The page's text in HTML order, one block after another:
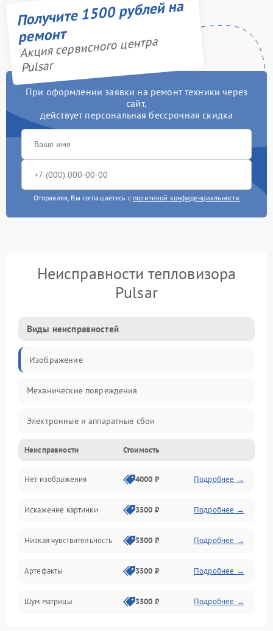
Получите 1500 рублей на
ремонт
Акция сервисного центра
Pulsar
При оформлении заявки на ремонт техники через
сайт,
действует персональная бессрочная скидка
Отправляя, Вы соглашаетесь с политикой конфиденциальности
Неисправности тепловизора
Pulsar
Виды неисправностей
Изображение
Механические повреждения
Электронные и аппаратные сбои
Неисправности сенсора и оптики
Программные ошибки
Электропитание
Измерения
Матрица
Проблемы питания
Неисправности Стоимость
Нет изображения 4000 ₽ Подробнее →
Искажение картинки 3500 ₽ Подробнее →
Низкая чувствительность 3500 ₽ Подробнее →
Артефакты 3500 ₽ Подробнее →
Шум матрицы 3500 ₽ Подробнее →